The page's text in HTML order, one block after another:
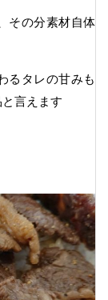
その分素材自体
るタレの甘みも
言えます